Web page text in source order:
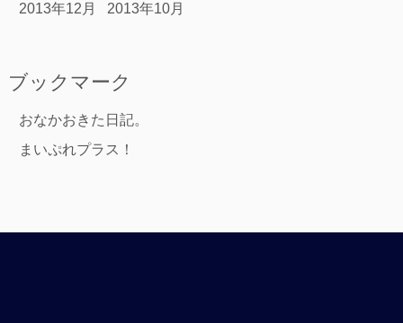
2013年12月 2013年10月
ブックマーク
おなかおきた日記。
まいぷれプラス！